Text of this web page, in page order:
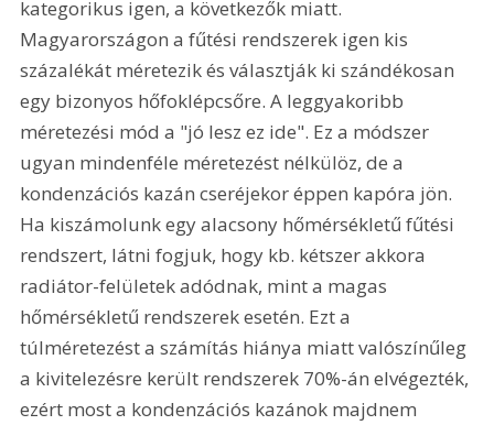
kategorikus igen, a következők miatt.
Magyarországon a fűtési rendszerek igen kis
százalékát méretezik és választják ki szándékosan
egy bizonyos hőfoklépcsőre. A leggyakoribb
méretezési mód a "jó lesz ez ide". Ez a módszer
ugyan mindenféle méretezést nélkülöz, de a
kondenzációs kazán cseréjekor éppen kapóra jön.
Ha kiszámolunk egy alacsony hőmérsékletű fűtési
rendszert, látni fogjuk, hogy kb. kétszer akkora
radiátor-felületek adódnak, mint a magas
hőmérsékletű rendszerek esetén. Ezt a
túlméretezést a számítás hiánya miatt valószínűleg
a kivitelezésre került rendszerek 70%-án elvégezték,
ezért most a kondenzációs kazánok majdnem